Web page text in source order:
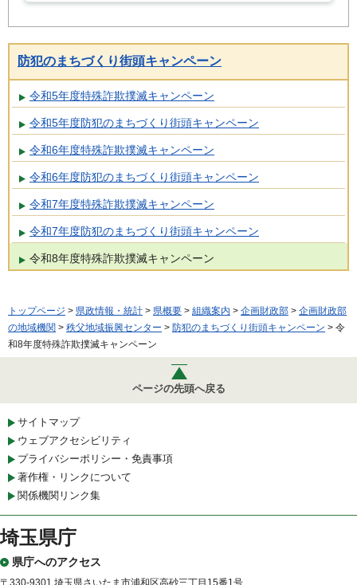
防犯のまちづくり街頭キャンペーン
令和5年度特殊詐欺撲滅キャンペーン
令和5年度防犯のまちづくり街頭キャンペーン
令和6年度特殊詐欺撲滅キャンペーン
令和6年度防犯のまちづくり街頭キャンペーン
令和7年度特殊詐欺撲滅キャンペーン
令和7年度防犯のまちづくり街頭キャンペーン
令和8年度特殊詐欺撲滅キャンペーン
トップページ > 県政情報・統計 > 県概要 > 組織案内 > 企画財政部 > 企画財政部
の地域機関 > 秩父地域振興センター > 防犯のまちづくり街頭キャンペーン > 令
和8年度特殊詐欺撲滅キャンペーン
ページの先頭へ戻る
サイトマップ
ウェブアクセシビリティ
プライバシーポリシー・免責事項
著作権・リンクについて
関係機関リンク集
埼玉県庁
県庁へのアクセス